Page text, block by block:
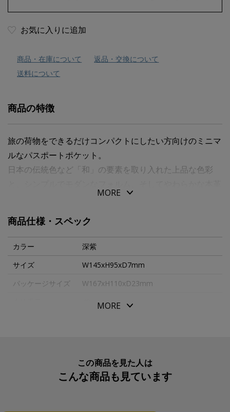
お気に入りに追加
商品・在庫について
返品・交換について
送料について
商品の特徴
旅の荷物をできるだけコンパクトにしたい方向けのミニマ
ルなパスポートポケット。
日本の伝統色など「和」の要素を取り入れた上品な色彩
の手触りが、日々に寄り添う革小物に上質感を与えます。
フラップのないシンプルな構造はアクセス性に優れ、慌た
だしくなりがちな空港でも優雅な所作を叶えます。
パスポートを入れるポケットは、コンパクトでありながら
もぴったりしすぎない適度なゆとりをキープ。
ストレスを感じることなくパスポートを出し入れできま
また、セキュリティー対策として革の内側にはスキミング
防止生地が内蔵されており、パスポートやクレジットカー
ドの大切な情報を流出から守ります。
MORE
商品仕様・スペック
カラー
深紫
サイズ
W145xH95xD7mm
パッケージサイズ
W167xH110xD23mm
１個
RZL061
MORE
この商品を見た人は
こんな商品も見ています